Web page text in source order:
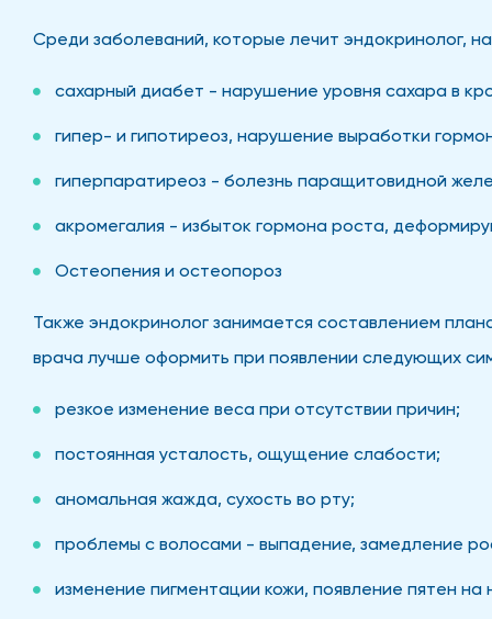
Среди заболеваний, которые лечит эндокринолог,
сахарный диабет - нарушение уровня сахара в
гипер- и гипотиреоз, нарушение выработки
гиперпаратиреоз - болезнь паращитовидной
акромегалия - избыток гормона роста,
Остеопения и остеопороз
Также эндокринолог занимается составлением
врача лучше оформить при появлении следующих
резкое изменение веса при отсутствии причин;
постоянная усталость, ощущение слабости;
аномальная жажда, сухость во рту;
проблемы с волосами - выпадение, замедление
изменение пигментации кожи, появление пятен на